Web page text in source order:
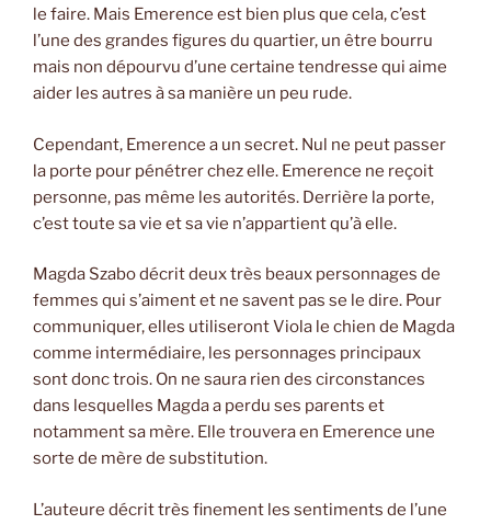
le faire. Mais Emerence est bien plus que cela, c’est
l’une des grandes figures du quartier, un être bourru
mais non dépourvu d’une certaine tendresse qui aime
aider les autres à sa manière un peu rude.
Cependant, Emerence a un secret. Nul ne peut passer
la porte pour pénétrer chez elle. Emerence ne reçoit
personne, pas même les autorités. Derrière la porte,
c’est toute sa vie et sa vie n’appartient qu’à elle.
Magda Szabo décrit deux très beaux personnages de
femmes qui s’aiment et ne savent pas se le dire. Pour
communiquer, elles utiliseront Viola le chien de Magda
comme intermédiaire, les personnages principaux
sont donc trois. On ne saura rien des circonstances
dans lesquelles Magda a perdu ses parents et
notamment sa mère. Elle trouvera en Emerence une
sorte de mère de substitution.
L’auteure décrit très finement les sentiments de l’une